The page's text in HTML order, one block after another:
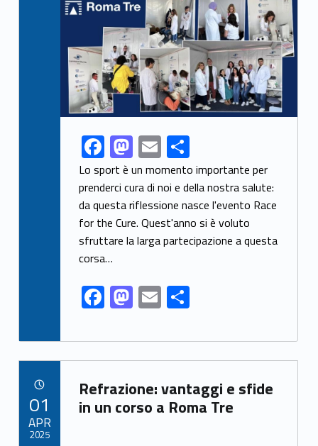
Link identifier share facebook archive #share-link-archive-46331F
ac
e
b
o
o
k
M
as
to
d
o
E
m
ai
l
S
h
ar
e
Lo sport è un momento importante per
prenderci cura di noi e della nostra salute:
da questa riflessione nasce l'evento Race
for the Cure. Quest'anno si è voluto
sfruttare la larga partecipazione a questa
corsa…
F
ac
e
b
o
o
M
as
to
d
o
n
E
m
ai
l
S
ar
e
Link identifier archive #link-archive-68998
Refrazione: vantaggi e sfide
in un corso a Roma Tre
01
APR
2025